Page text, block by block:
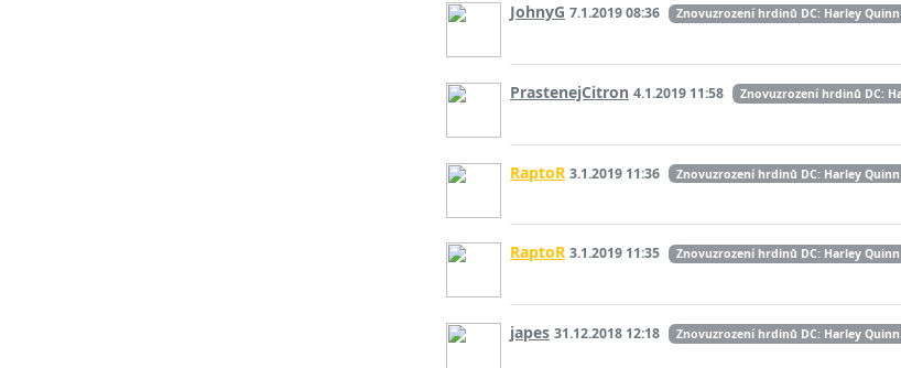
JohnyG 7.1.2019 08:36 Znovuzrození hrdinů DC: Harley
PrastenejCitron 4.1.2019 11:58 Znovuzrození hrdinů DC:
RaptoR 3.1.2019 11:36 Znovuzrození hrdinů DC: Harley
RaptoR 3.1.2019 11:35 Znovuzrození hrdinů DC: Harley
japes 31.12.2018 12:18 Znovuzrození hrdinů DC: Harley